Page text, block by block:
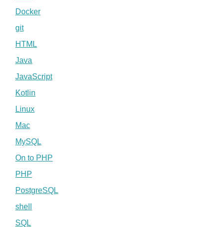
Docker
git
HTML
Java
JavaScript
Kotlin
Linux
Mac
MySQL
On to PHP
PHP
PostgreSQL
shell
SQL